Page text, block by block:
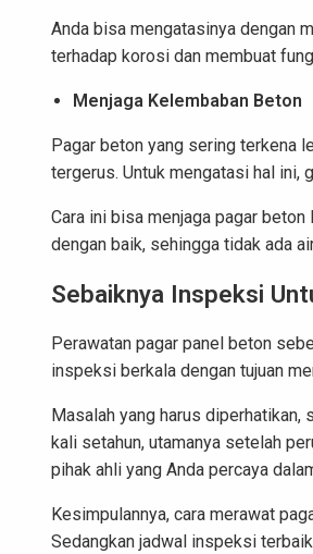
Anda bisa mengatasinya dengan
terhadap korosi dan membuat
Menjaga Kelembaban Beton
Pagar beton yang sering terkena
tergerus. Untuk mengatasi hal ini,
Cara ini bisa menjaga pagar
dengan baik, sehingga tidak ada
Sebaiknya Inspeksi
Perawatan pagar panel beton
inspeksi berkala dengan tujuan
Masalah yang harus diperhatikan,
kali setahun, utamanya setelah
pihak ahli yang Anda percaya
Kesimpulannya, cara merawat
Sedangkan jadwal inspeksi